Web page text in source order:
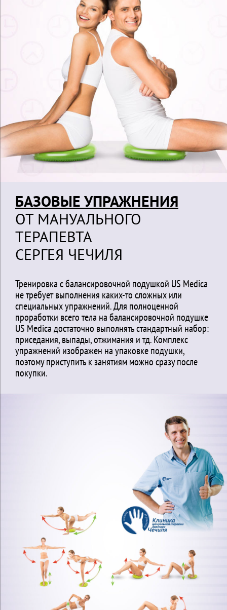
БАЗОВЫЕ УПРАЖНЕНИЯ
ОТ МАНУАЛЬНОГО
ТЕРАПЕВТА
СЕРГЕЯ ЧЕЧИЛЯ
Тренировка с балансировочной подушкой US Medica
не требует выполнения каких-то сложных или
специальных упражнений. Для полноценной
проработки всего тела на балансировочной подушке
US Medica достаточно выполнять стандартный набор:
приседания, выпады, отжимания и тд. Комплекс
упражнений изображен на упаковке подушки,
поэтому приступить к занятиям можно сразу после
покупки.